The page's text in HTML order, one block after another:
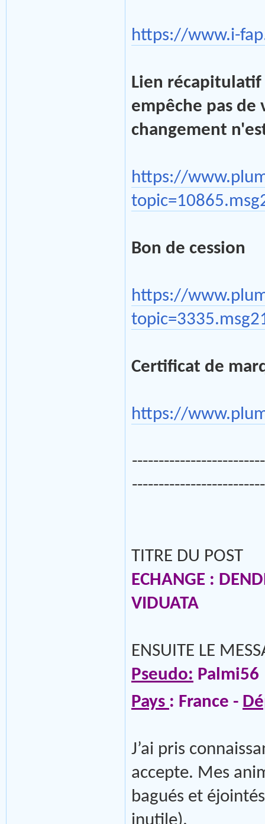
https://www.i-
Lien récapitulatif
empêche pas de
changement
https://
Bon de cession
https://
Certificat de
https://
TITRE DU POST
ECHANGE :
VIDUATA
ENSUITE LE
Pseudo: Palmi56
Pays : France -
J’ai pris
accepte. Mes
bagués et